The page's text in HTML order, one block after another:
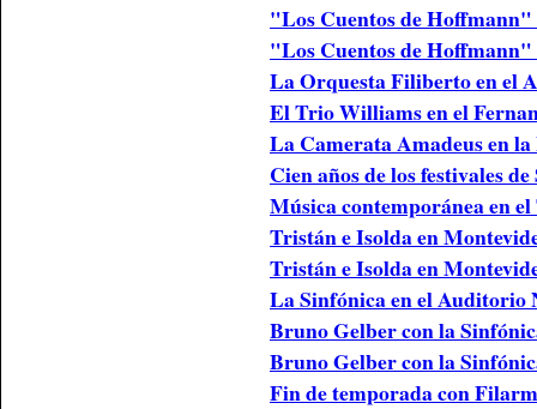
"Los Cuentos de
"Los Cuentos de
La Orquesta Filiberto en el
El Trio Williams en el
La Camerata Amadeus en
Cien años de los festivales
Música contemporánea en
Tristán e Isolda en
Tristán e Isolda en
La Sinfónica en el Auditorio
Bruno Gelber con la
Bruno Gelber con la
Fin de temporada con